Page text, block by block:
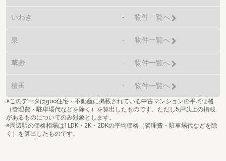
いわき - 物件一覧へ
泉 - 物件一覧へ
草野 - 物件一覧へ
植田 - 物件一覧へ
※このデータはgoo住宅・不動産に掲載されている中古マンションの平均価格
（管理費・駐車場代などを除く）を算出したものです。ただし5戸以上の掲載
があるものについてのみ対象とします。
※周辺駅の価格相場は1LDK・2K・2DKの平均価格（管理費・駐車場代などを除
く）を算出したものです。